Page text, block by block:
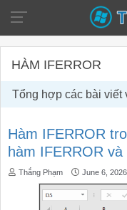
HÀM IFERROR
Tổng hợp các bài viết
Hàm IFERROR
hàm IFERROR
Thắng Phạm June 6, 2026